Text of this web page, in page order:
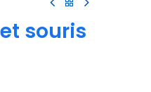
souris